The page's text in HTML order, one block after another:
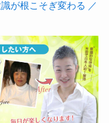
が根こそぎ変わる ／